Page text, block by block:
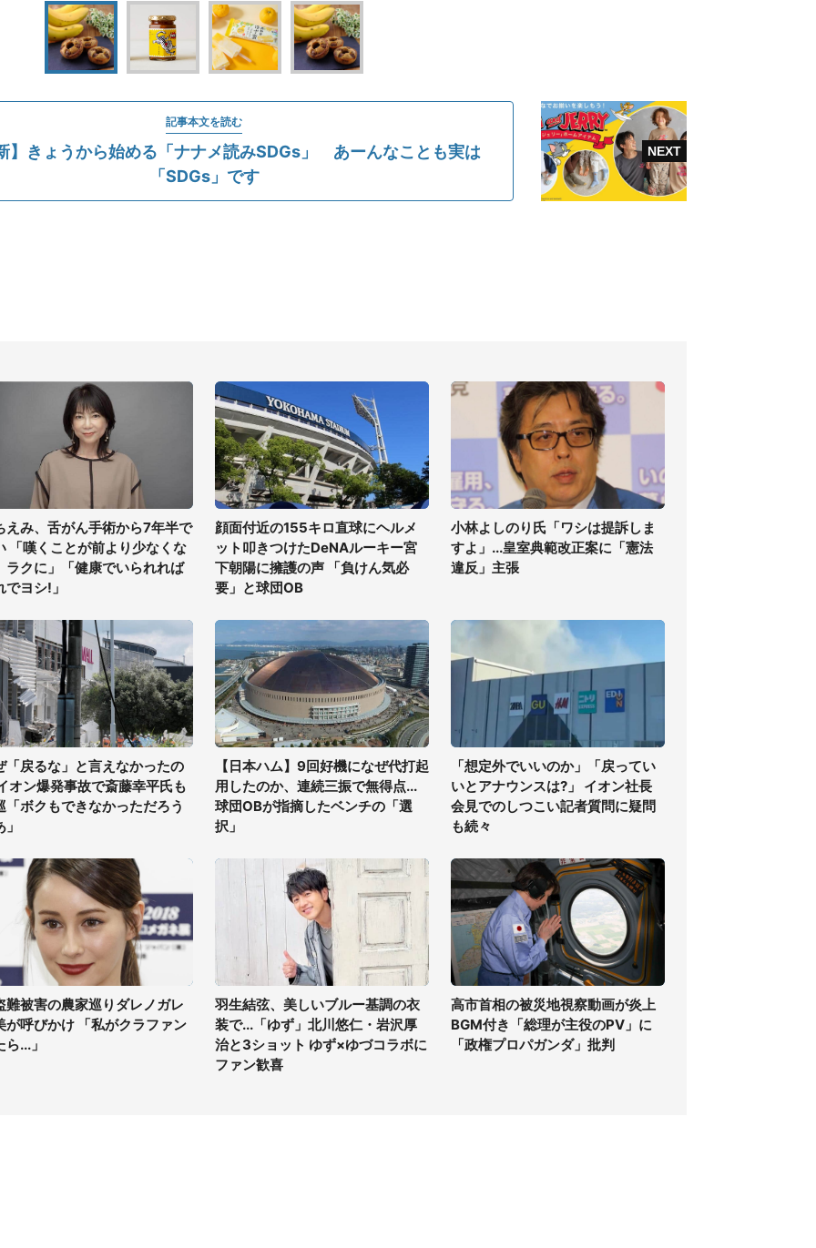
記事本文を読む
】きょうから始める「ナナメ読みSDGs」 あーんなことも実は
「SDGs」です
えみ、舌がん手術から7年半で
「嘆くことが前より少なくな
ラクに」「健康でいられれば
でヨシ!」
顔面付近の155キロ直球にヘルメ
ット叩きつけたDeNAルーキー宮
下朝陽に擁護の声 「負けん気必
要」と球団OB
小林よしのり氏「ワシは提訴しま
すよ」...皇室典範改正案に「憲法
違反」主張
「戻るな」と言えなかったの
オン爆発事故で斎藤幸平氏も
「ボクもできなかっただろう
【日本ハム】9回好機になぜ代打起
用したのか、連続三振で無得点...
球団OBが指摘したベンチの「選
択」
「想定外でいいのか」「戻ってい
いとアナウンスは?」 イオン社長
会見でのしつこい記者質問に疑問
も続々
難被害の農家巡りダレノガレ
が呼びかけ 「私がクラファン
ら...」
羽生結弦、美しいブルー基調の衣
装で...「ゆず」北川悠仁・岩沢厚
治と3ショット ゆず×ゆづコラボに
ファン歓喜
高市首相の被災地視察動画が炎上
BGM付き「総理が主役のPV」に
「政権プロパガンダ」批判